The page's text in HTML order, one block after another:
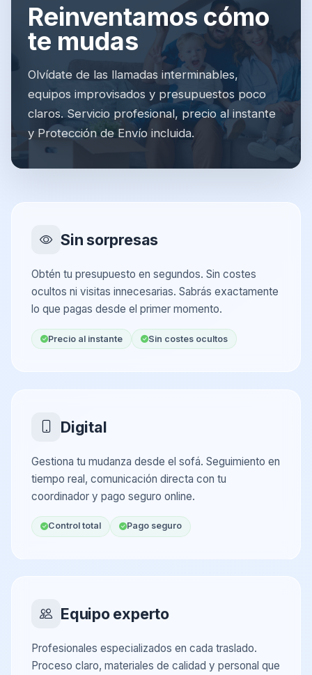
Reinventamos cómo
te mudas
Olvídate de las llamadas interminables,
equipos improvisados y presupuestos poco
claros. Servicio profesional, precio al instante
y Protección de Envío incluida.
Sin sorpresas
Obtén tu presupuesto en segundos. Sin costes
ocultos ni visitas innecesarias. Sabrás exactamente
lo que pagas desde el primer momento.
Precio al instante Sin costes ocultos
Digital
Gestiona tu mudanza desde el sofá. Seguimiento en
tiempo real, comunicación directa con tu
coordinador y pago seguro online.
Control total Pago seguro
Equipo experto
Profesionales especializados en cada traslado.
Proceso claro, materiales de calidad y personal que